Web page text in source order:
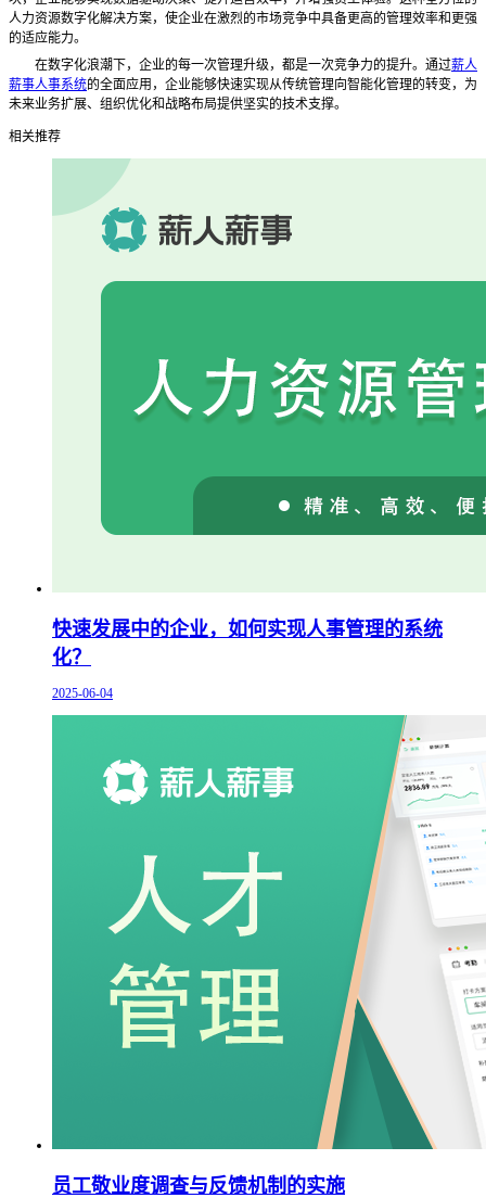
人力资源数字化解决方案，使企业在激烈的市场竞争中具备更高的管理效率和更强
的适应能力。
在数字化浪潮下，企业的每一次管理升级，都是一次竞争力的提升。通过薪人
薪事人事系统的全面应用，企业能够快速实现从传统管理向智能化管理的转变，为
未来业务扩展、组织优化和战略布局提供坚实的技术支撑。
相关推荐
快速发展中的企业，如何实现人事管理的系统
化？
2025-06-04
员工敬业度调查与反馈机制的实施